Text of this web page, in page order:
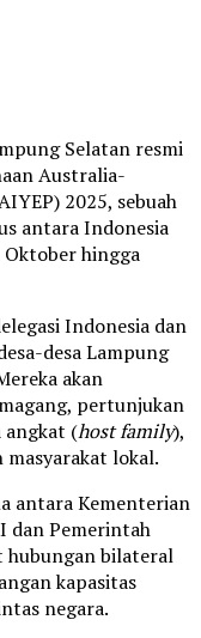
Selatan resmi
Australia-
2025, sebuah
antara Indonesia
hingga
Indonesia dan
desa Lampung
akan
pertunjukan
angkat (host family),
lokal.
antara Kementerian
dan Pemerintah
hubungan bilateral
kapasitas
negara.